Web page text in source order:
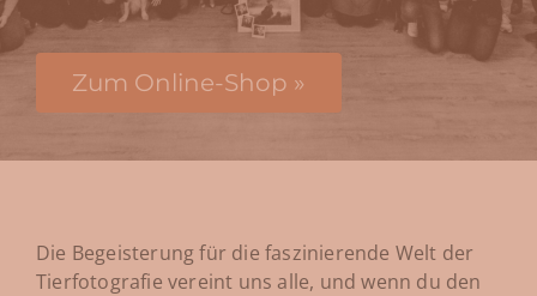
Zum Online-Shop »
Die Begeisterung für die faszinierende Welt der
Tierfotografie vereint uns alle, und wenn du den